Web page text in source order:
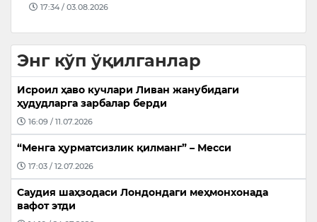
Энг кўп ўқилганлар
Исроил ҳаво кучлари Ливан жанубидаги
ҳудудларга зарбалар берди
16:09 / 11.07.2026
“Менга ҳурматсизлик қилманг” – Месси
17:03 / 12.07.2026
Саудия шаҳзодаси Лондондаги меҳмонхонада
вафот этди